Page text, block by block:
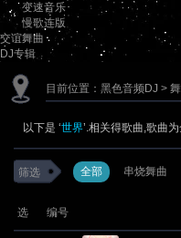
变速音乐
慢歌连版
交谊舞曲
DJ专辑
目前位置： 黑色音频DJ >
以下是 ‘世界’.相关得歌曲,歌曲
筛选 全部 串烧舞曲
选 编号